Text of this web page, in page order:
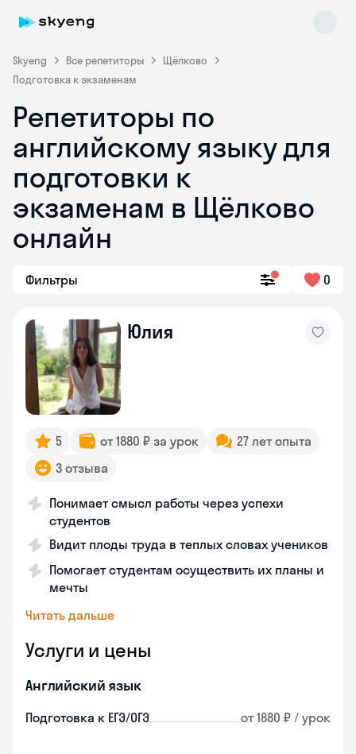
Skyeng Все репетиторы
Щёлково
Подготовка к экзаменам
Репетиторы по
английскому языку для
подготовки к
экзаменам в Щёлково
онлайн
Фильтры 0
Юлия
5 от 1880 ₽ за урок
27 лет опыта
3 отзыва
Понимает смысл работы через успехи
студентов
Видит плоды труда в теплых словах учеников
Помогает студентам осуществить их планы и
мечты
Читать дальше
Услуги и цены
Английский язык
Подготовка к ЕГЭ/ОГЭ от 1880 ₽ / урок
Skyeng Chat